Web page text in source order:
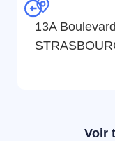
13A
Voir